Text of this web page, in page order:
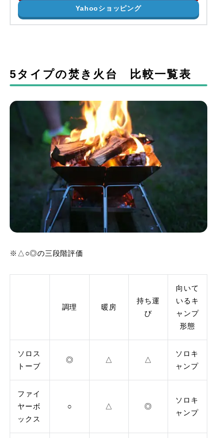
Yahooショッピング
5タイプの焚き火台 比較一覧表
※△○◎の三段階評価
調理 暖房
持ち運
び
向いて
いるキ
ャンプ
形態
ソロス
トーブ
◎ △ △
ソロキ
ャンプ
ファイ
ヤーボ
ックス
○ △ ◎
ソロキ
ャンプ